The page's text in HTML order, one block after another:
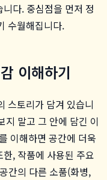
다. 중심점을 먼저 정
수월해집니다.
이해하기
스토리가 담겨 있습니
지 말고 그 안에 담긴 이
이해하면 공간에 더욱
, 작품에 사용된 주요
간의 다른 소품(화병,